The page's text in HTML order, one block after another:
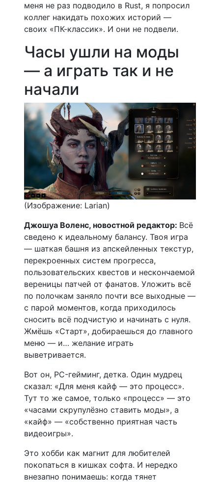
меня не раз подводило в Rust, я попросил
коллег накидать похожих историй —
своих «ПК-классик». И они не подвели.
Часы ушли на моды
— а играть так и не
начали
(Изображение: Larian)
Джошуа Воленс, новостной редактор: Всё
сведено к идеальному балансу. Твоя игра
— шаткая башня из апскейленных текстур,
перекроенных систем прогресса,
пользовательских квестов и нескончаемой
вереницы патчей от фанатов. Уложить всё
по полочкам заняло почти все выходные —
с парой моментов, когда приходилось
сносить всё подчистую и начинать с нуля.
Жмёшь «Старт», добираешься до главного
меню — и… желание играть
выветривается.
Вот он, PC-гейминг, детка. Один мудрец
сказал: «Для меня кайф — это процесс».
Тут то же самое, только «процесс» — это
«часами скрупулёзно ставить моды», а
«кайф» — «собственно приятная часть
видеоигры».
Это хобби как магнит для любителей
покопаться в кишках софта. И нередко
внезапно понимаешь: когда тянет